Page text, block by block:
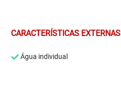
CARACTERÍSTICAS EXTERNAS
Água individual